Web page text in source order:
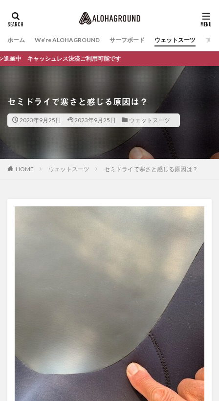
ホーム We’re ALOHAGROUND サーフボード ウェットスーツ ファ
ュレス決済ご利用可能です
セミドライで寒さと感じる原因は？
2023年9月25日 2023年9月25日 ウェットスーツ
HOME ウェットスーツ セミドライで寒さと感じる原因は？